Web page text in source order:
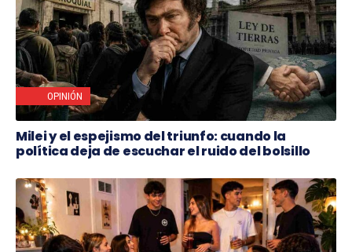
OPINIÓN
Milei y el espejismo del triunfo: cuando la
política deja de escuchar el ruido del bolsillo